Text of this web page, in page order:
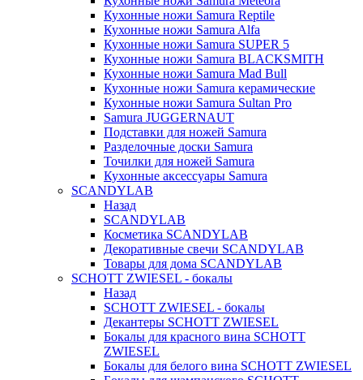
Кухонные ножи Samura Reptile
Кухонные ножи Samura Alfa
Кухонные ножи Samura SUPER 5
Кухонные ножи Samura BLACKSMITH
Кухонные ножи Samura Mad Bull
Кухонные ножи Samura керамические
Кухонные ножи Samura Sultan Pro
Samura JUGGERNAUT
Подставки для ножей Samura
Разделочные доски Samura
Точилки для ножей Samura
Кухонные аксессуары Samura
SCANDYLAB
Назад
SCANDYLAB
Косметика SCANDYLAB
Декоративные свечи SCANDYLAB
Товары для дома SCANDYLAB
SCHOTT ZWIESEL - бокалы
Назад
SCHOTT ZWIESEL - бокалы
Декантеры SCHOTT ZWIESEL
Бокалы для красного вина SCHOTT
ZWIESEL
Бокалы для белого вина SCHOTT ZWIESEL